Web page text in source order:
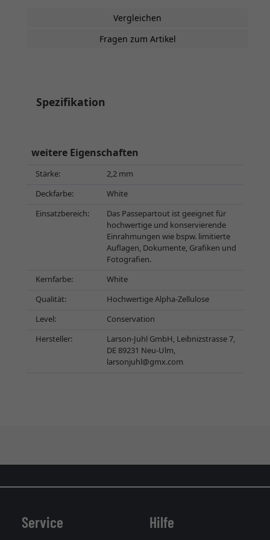
Vergleichen
Fragen zum Artikel
Spezifikation
weitere Eigenschaften
Stärke:
2,2 mm
Deckfarbe:
White
Einsatzbereich:
Das Passepartout ist geeignet für
hochwertige und konservierende
Einrahmungen wie bspw. limitierte
Auflagen, Dokumente, Grafiken und
Fotografien.
Kernfarbe:
White
Qualität:
Hochwertige Alpha-Zellulose
Level:
Conservation
Hersteller:
Larson-Juhl GmbH, Leibnizstrasse 7,
DE 89231 Neu-Ulm,
larsonjuhl@gmx.com
Service Hilfe